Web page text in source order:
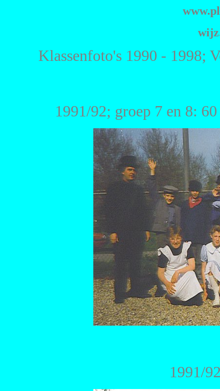
Klassenfoto's 1990 - 1998;
1991/92; groep 7 en 8:
1991/